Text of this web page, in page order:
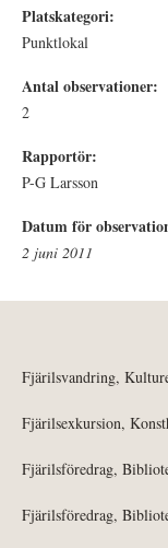
Platskategori:
Punktlokal
Antal observationer:
2
Rapportör:
P-G Larsson
Datum för
2 juni 2011
Fjärilsvandring,
Fjärilsexkursion,
Fjärilsföredrag,
Fjärilsföredrag,